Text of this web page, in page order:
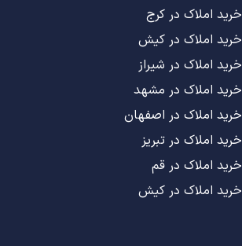
خرید املاک در کرج
خرید املاک در کیش
خرید املاک در شیراز
خرید املاک در مشهد
خرید املاک در اصفهان
خرید املاک در تبریز
خرید املاک در قم
خرید املاک در کیش